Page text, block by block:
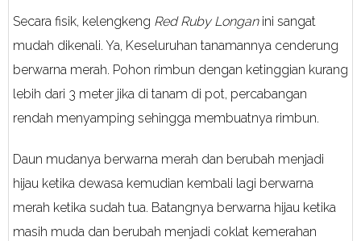
Secara fisik, kelengkeng Red Ruby Longanini sangat
mudah dikenali. Ya, Keseluruhan tanamannya cenderung
berwarna merah. Pohon rimbun dengan ketinggian kurang
lebih dari 3 meter jika di tanam di pot, percabangan
rendah menyamping sehingga membuatnya rimbun.
Daun mudanya berwarna merah dan berubah menjadi
hijau ketika dewasa kemudian kembali lagi berwarna
merah ketika sudah tua. Batangnya berwarna hijau ketika
masih muda dan berubah menjadi coklat kemerahan